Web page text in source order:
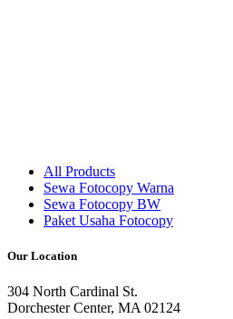
All Products
Sewa Fotocopy Warna
Sewa Fotocopy BW
Paket Usaha Fotocopy
Our Location
304 North Cardinal St.
Dorchester Center, MA 02124